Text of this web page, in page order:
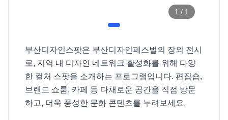
1 / 1
부산디자인스팟은 부산디자인페스벌의 장외 전시
로, 지역 내 디자인 네트워크 활성화를 위해 다양
한 컬처 스팟을 소개하는 프로그램입니다. 편집숍,
브랜드 쇼룸, 카페 등 다채로운 공간을 직접 방문
하고, 더욱 풍성한 문화 콘텐츠를 누려보세요.